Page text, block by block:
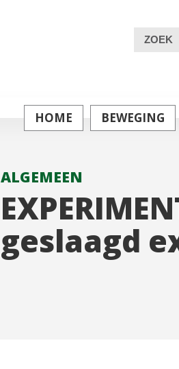
Zoeken
HOME BEWEGING
ALGEMEEN
geslaagd